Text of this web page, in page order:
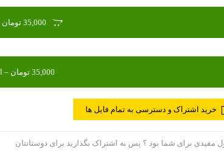
35,000 تومان – افزودن به سبد خرید
خرید اشتراک و دسترسی به تمام فایل ها
مفیدی برای شما بود ؟ پس به اشتراک بگذارید برای دوستانتان